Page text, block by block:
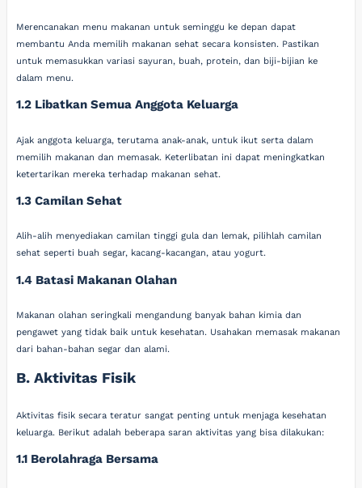
Merencanakan menu makanan untuk seminggu ke depan dapat
membantu Anda memilih makanan sehat secara konsisten. Pastikan
untuk memasukkan variasi sayuran, buah, protein, dan biji-bijian ke
dalam menu.
1.2 Libatkan Semua Anggota Keluarga
Ajak anggota keluarga, terutama anak-anak, untuk ikut serta dalam
memilih makanan dan memasak. Keterlibatan ini dapat meningkatkan
ketertarikan mereka terhadap makanan sehat.
1.3 Camilan Sehat
Alih-alih menyediakan camilan tinggi gula dan lemak, pilihlah camilan
sehat seperti buah segar, kacang-kacangan, atau yogurt.
1.4 Batasi Makanan Olahan
Makanan olahan seringkali mengandung banyak bahan kimia dan
pengawet yang tidak baik untuk kesehatan. Usahakan memasak makanan
dari bahan-bahan segar dan alami.
B. Aktivitas Fisik
Aktivitas fisik secara teratur sangat penting untuk menjaga kesehatan
keluarga. Berikut adalah beberapa saran aktivitas yang bisa dilakukan:
1.1 Berolahraga Bersama